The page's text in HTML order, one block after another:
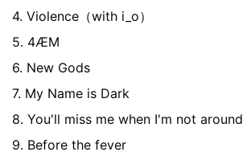
4. Violence（with i_o）
5. 4ÆM
6. New Gods
7. My Name is Dark
8. You'll miss me when I'm not around
9. Before the fever